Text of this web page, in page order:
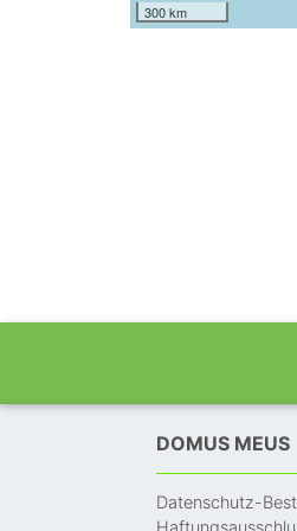
300 km
DOMUS MEUS
Datenschutz-